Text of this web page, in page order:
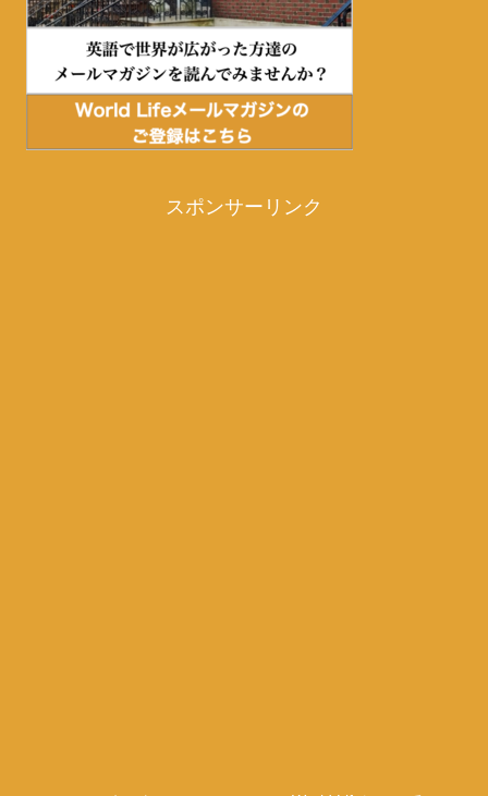
スポンサーリンク